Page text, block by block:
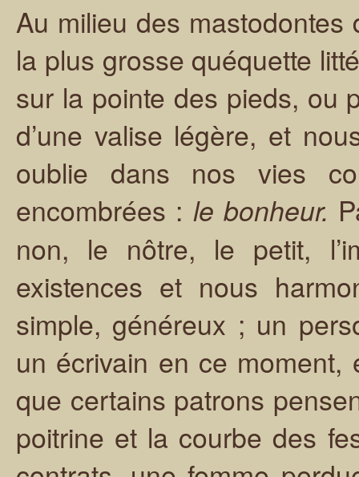
Au milieu des
la plus grosse quéquette
sur la pointe des pieds, ou
d’une valise légère, et
oublie dans nos vies
encombrées : le bonheur.
non, le nôtre, le petit,
existences et nous
simple, généreux ; un
un écrivain en ce moment,
que certains patrons
poitrine et la courbe des